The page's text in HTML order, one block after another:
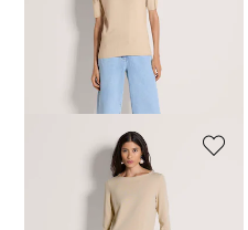
99,95 €
MADELEINE
109,95 €